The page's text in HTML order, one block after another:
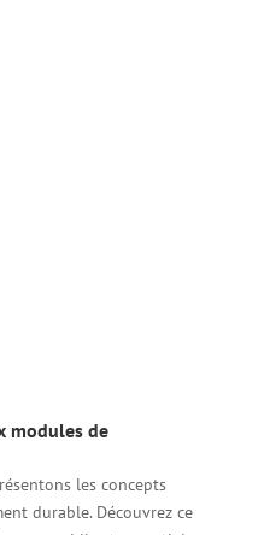
modules de
les concepts
durable. Découvrez ce